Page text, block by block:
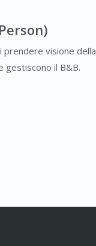
prendere visione della
gestiscono il B&B.